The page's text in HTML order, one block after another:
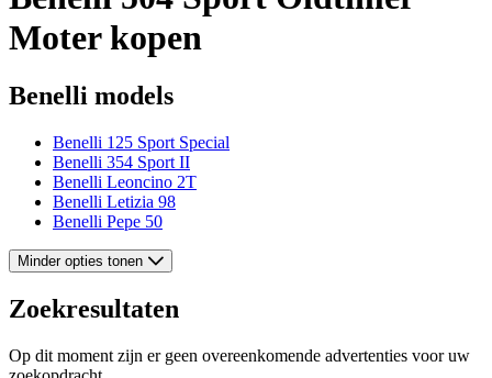
Moter kopen
Benelli models
Benelli 125 Sport Special
Benelli 354 Sport II
Benelli Leoncino 2T
Benelli Letizia 98
Benelli Pepe 50
Minder opties tonen
Zoekresultaten
Op dit moment zijn er geen overeenkomende advertenties voor uw